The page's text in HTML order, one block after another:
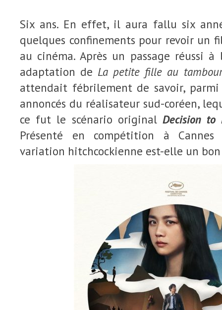
Six ans. En effet, il aura fallu six
quelques confinements pour revoir un
au cinéma. Après un passage réussi
adaptation de La petite fille au
attendait fébrilement de savoir,
annoncés du réalisateur sud-coréen,
ce fut le scénario original Decision to
Présenté en compétition à
variation hitchcockienne est-elle un